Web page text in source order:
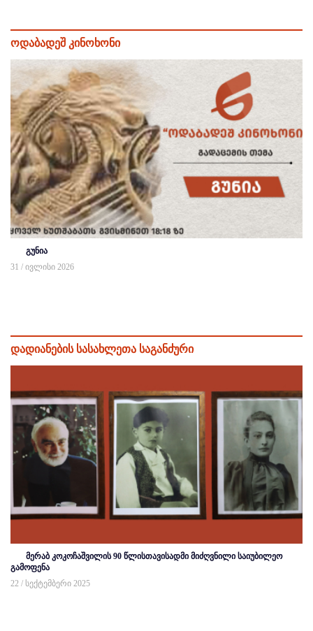
ოდაბადეშ კინოხონი
გუნია
31 / ივლისი 2026
დადიანების სასახლეთა საგანძური
მერაბ კოკოჩაშვილის 90 წლისთავისადმი მიძღვნილი საიუბილეო
გამოფენა
22 / სექტემბერი 2025